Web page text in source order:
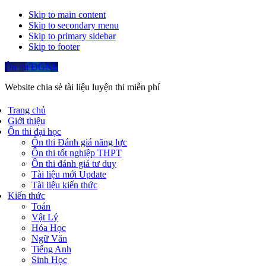
Skip to main content
Skip to secondary menu
Skip to primary sidebar
Skip to footer
Ôn thi ĐGNL
Website chia sẻ tài liệu luyện thi miễn phí
Trang chủ
Giới thiệu
Ôn thi đại học
Ôn thi Đánh giá năng lực
Ôn thi tốt nghiệp THPT
Ôn thi đánh giá tư duy
Tài liệu mới Update
Tài liệu kiến thức
Kiến thức
Toán
Vật Lý
Hóa Học
Ngữ Văn
Tiếng Anh
Sinh Học